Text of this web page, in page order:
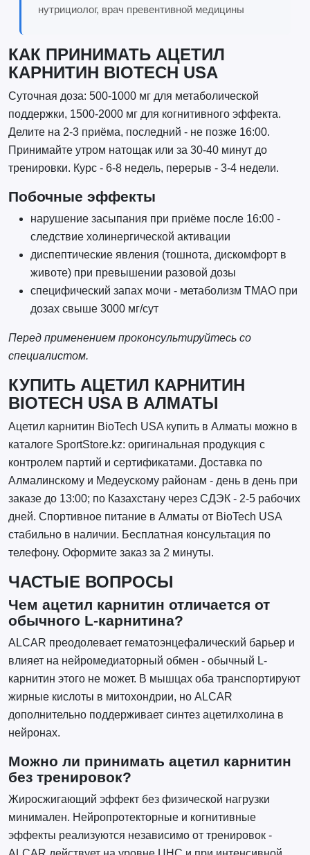
нутрициолог, врач превентивной медицины
КАК ПРИНИМАТЬ АЦЕТИЛ
КАРНИТИН BIOTECH USA
Суточная доза: 500-1000 мг для метаболической
поддержки, 1500-2000 мг для когнитивного эффекта.
Делите на 2-3 приёма, последний - не позже 16:00.
Принимайте утром натощак или за 30-40 минут до
тренировки. Курс - 6-8 недель, перерыв - 3-4 недели.
Побочные эффекты
нарушение засыпания при приёме после 16:00 -
следствие холинергической активации
диспептические явления (тошнота, дискомфорт в
животе) при превышении разовой дозы
специфический запах мочи - метаболизм ТМАО при
дозах свыше 3000 мг/сут
Перед применением проконсультируйтесь со
специалистом.
КУПИТЬ АЦЕТИЛ КАРНИТИН
BIOTECH USA В АЛМАТЫ
Ацетил карнитин BioTech USA купить в Алматы можно в
каталоге SportStore.kz: оригинальная продукция с
контролем партий и сертификатами. Доставка по
Алмалинскому и Медеускому районам - день в день при
заказе до 13:00; по Казахстану через СДЭК - 2-5 рабочих
дней. Спортивное питание в Алматы от BioTech USA
стабильно в наличии. Бесплатная консультация по
телефону. Оформите заказ за 2 минуты.
ЧАСТЫЕ ВОПРОСЫ
Чем ацетил карнитин отличается от
обычного L-карнитина?
ALCAR преодолевает гематоэнцефалический барьер и
влияет на нейромедиаторный обмен - обычный L-
карнитин этого не может. В мышцах оба транспортируют
жирные кислоты в митохондрии, но ALCAR
дополнительно поддерживает синтез ацетилхолина в
нейронах.
Можно ли принимать ацетил карнитин
без тренировок?
Жиросжигающий эффект без физической нагрузки
минимален. Нейропротекторные и когнитивные
эффекты реализуются независимо от тренировок -